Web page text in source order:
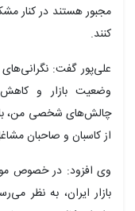
مجبور هستند در کنار
کنند.
علی‌پور گفت: نگرانی‌های
وضعیت بازار و
چالش‌های شخصی من،
از کاسبان و صاحبان
وی افزود: در خصوص
بازار ایران، به نظر